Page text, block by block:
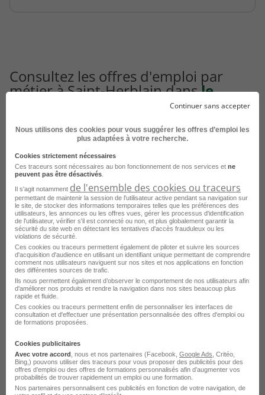
Consultez les offres d'emploi par
métier à Saint-Herblain dansle
Voir plus
Emploi Collaborateur comptable Saint-Herblain
Emploi Assistant comptable Saint-Herblain
Emploi Chef de mission comptable Saint-Herblain
Emploi Responsable de dossiers Saint-Herblain
Emploi Expert comptable Saint-Herblain
Emploi Comptable Saint-Herblain
Emploi Comptable fournisseur Saint-Herblain
Emploi Comptable technique assurance Saint-Herblain
Emploi Comptable bancaire Saint-Herblain
Emploi Responsable comptable Saint-Herblain
Emploi Réviseur comptable Saint-Herblain
Consultez les offres d'emploi pour le
métierComptable clients
recouvrement dans d'autres villes
Continuer sans accepter
Nous utilisons des cookies pour vous suggérer les offres d’emploi les
plus adaptées à votre recherche.
Cookies strictement nécessaires
Ces traceurs sont nécessaires au bon fonctionnement de nos services et ne
peuvent pas être désactivés
Il s'agit notamment de l'ensemble des cookies ou traceurs
permettant de maintenir la session de l'utilisateur active pendant sa navigation sur
le site, de stocker des informations temporaires telles que les préférences des
utilisateurs, les annonces ou les offres vues, gérer les processus d'identification
de l'utilisateur, vérifier s'il est connecté ou non, et plus globalement garantir la
sécurité du site web en détectant les tentatives d'accès frauduleux ou les
violations de sécurité.
Ces cookies ou traceurs permettent également de piloter et suivre les sources
d'acquisition d'audience en utilisant un identifiant unique permettant de comprendre
comment nos utilisateurs naviguent sur nos sites et nos applications en fonction
des différentes sources de trafic.
Ils nous permettent également d’observer le comportement de nos utilisateurs afin
d'améliorer nos produits et rendre la navigation dans nos sites beaucoup plus
rapide et fluide.
Ces cookies ou traceurs permettent enfin de personnaliser les interfaces de
consultation et d'effectuer une présentation personnalisée des offres d'emploi ou
de formations proposées.
Cookies publicitaires
Avec votre accord , nous et nos partenaires (Facebook, Google Ads , Critéo,
Bing,) pouvons utiliser des traceurs pour vous proposer des publicités pour des
offres d’emploi ou des offres de formations personnalisés afin d’augmenter vos
probabilités de trouver rapidement un emploi ou une formation.
Nos partenaires personnalisent ces publicités en fonction de votre navigation, de